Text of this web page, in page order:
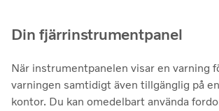
Din fjärrinstrumentpanel
När instrumentpanelen visar en varning
varningen samtidigt även tillgänglig på
kontor. Du kan omedelbart använda